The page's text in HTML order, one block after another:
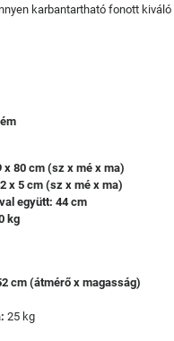
karbantartható fonott
80 cm (sz x mé x ma)
x 5 cm (sz x mé x ma)
együtt: 44 cm
kg
cm (átmérő x magasság)
25 kg